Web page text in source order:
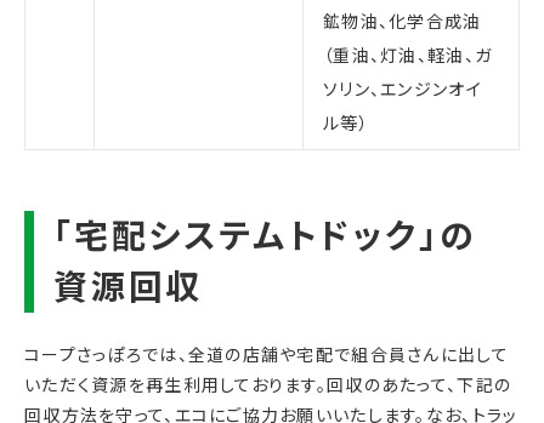
鉱物油、化学合成油
（重油、灯油、軽油、ガ
ソリン、エンジンオイ
ル等）
コープさっぽろでは、全道の店舗や宅配で組合員さんに出して
いただく資源を再生利用しております。回収のあたって、下記の
回収方法を守って、エコにご協力お願いいたします。なお、トラッ